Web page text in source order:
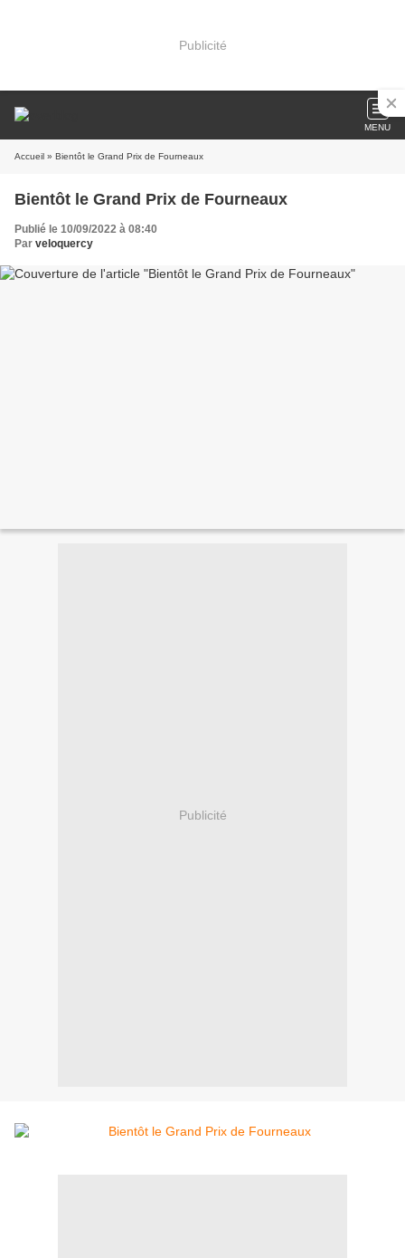
Publicité
MENU
Accueil » Bientôt le Grand Prix de Fourneaux
Bientôt le Grand Prix de Fourneaux
Publié le 10/09/2022 à 08:40
Par veloquercy
Publicité